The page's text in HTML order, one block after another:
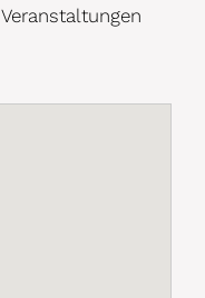
Veranstaltungen